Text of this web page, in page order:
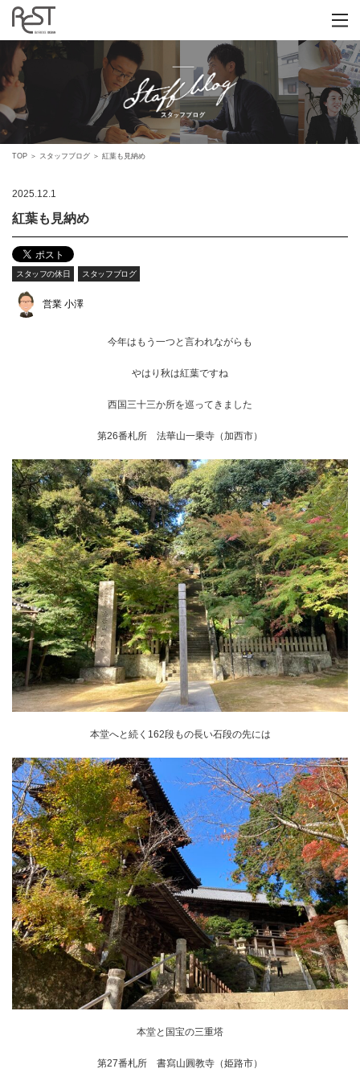
TOP ＞ スタッフブログ ＞ 紅葉も見納め
2025.12.1
紅葉も見納め
スタッフの休日 スタッフブログ
営業 小澤
今年はもう一つと言われながらも
やはり秋は紅葉ですね
西国三十三か所を巡ってきました
第26番札所 法華山一乗寺（加西市）
本堂へと続く162段もの長い石段の先には
本堂と国宝の三重塔
第27番札所 書寫山圓教寺（姫路市）